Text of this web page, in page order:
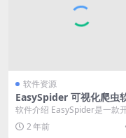
软件资源
EasySpider 可视化爬虫
v0.6.2 开源免费无广告
软件介绍 EasySpider是一款
可视化爬虫软件。使用图形化
面，无代码...
2 年前